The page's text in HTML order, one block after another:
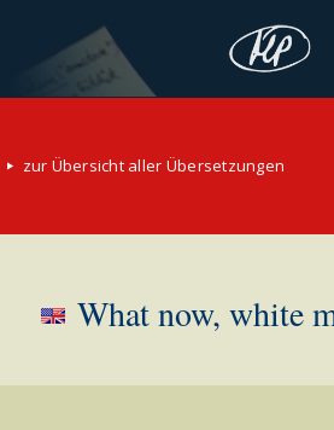
zur Übersicht aller Übersetzungen
What now, white